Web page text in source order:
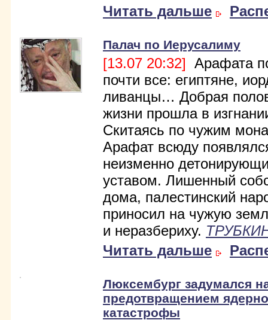
Читать дальше
Палач по Иерусалиму
[13.07 20:32] Арафата
почти все: египтяне,
ливанцы… Добрая
жизни прошла в
Скитаясь по чужим
Арафат всюду
неизменно
уставом. Лишенный
дома, палестинский
приносил на чужую
и неразбериху.
Читать дальше
Люксембург задумался
предотвращением
катастрофы